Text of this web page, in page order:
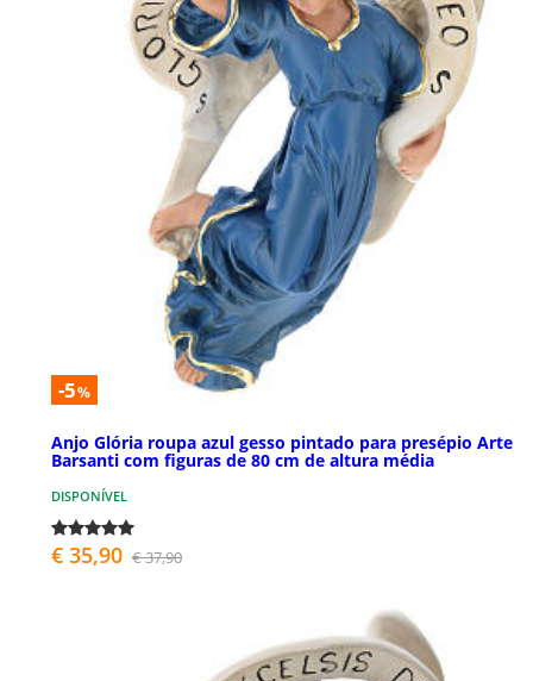
-5%
Anjo Glória roupa azul gesso pintado para presépio Arte
Barsanti com figuras de 80 cm de altura média
DISPONÍVEL
€ 35,90 € 37,90